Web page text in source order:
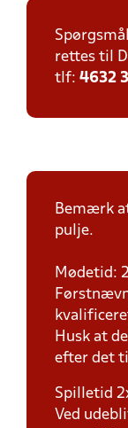
rettes til
tlf: 4632
Bemærk
pulje.
Mødetid:
Husk at
efter det
Spilletid
Ved